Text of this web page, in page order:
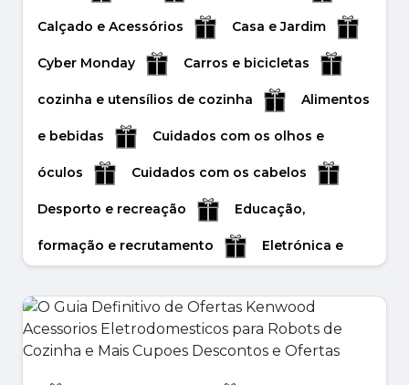
Calçado e Acessórios Casa e Jardim
Cyber Monday Carros e bicicletas
cozinha e utensílios de cozinha Alimentos
e bebidas Cuidados com os olhos e
óculos Cuidados com os cabelos
Desporto e recreação Educação,
formação e recrutamento Eletrónica e
Flores e presentes Halloween
Inverno Joias e acessórios